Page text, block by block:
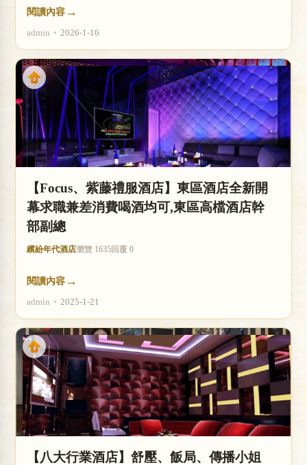
閱讀內容 →
admin • 2026-1-16
【Focus、紫藤禮服酒店】東區酒店全新開
幕求職兼差消費喝酒均可,東區高檔酒店幹
部副總
繽紛年代酒店瀏覽 1635回覆 0
閱讀內容 →
admin • 2025-1-21
【八大行業酒店】舒壓、飯局、傳播小姐